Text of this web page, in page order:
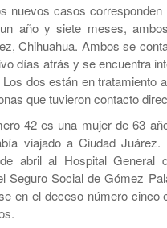
nuevos casos
año y siete meses,
Chihuahua. Ambos se
días atrás y se encuentra
dos están en tratamiento
que tuvieron contacto
42 es una mujer de 63
viajado a Ciudad
abril al Hospital General
Seguro Social de Gómez
en el deceso número cinco